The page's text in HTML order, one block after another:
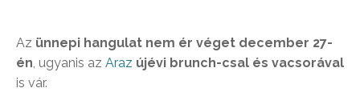
Az ünnepi hangulat nem ér véget december 27-
én, ugyanis az Araz újévi brunch-csal és vacsorával
is vár.